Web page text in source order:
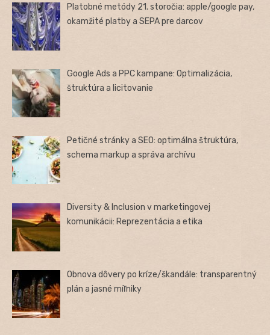
Platobné metódy 21. storočia: apple/google pay,
okamžité platby a SEPA pre darcov
Google Ads a PPC kampane: Optimalizácia,
štruktúra a licitovanie
Petičné stránky a SEO: optimálna štruktúra,
schema markup a správa archívu
Diversity & Inclusion v marketingovej
komunikácii: Reprezentácia a etika
Obnova dôvery po kríze/škandále: transparentný
plán a jasné míľniky